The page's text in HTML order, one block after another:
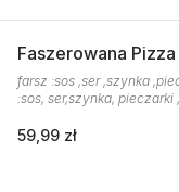
Faszerowana
farsz :sos ,ser ,szynka
:sos, ser,szynka, pieczarki
59,99 zł